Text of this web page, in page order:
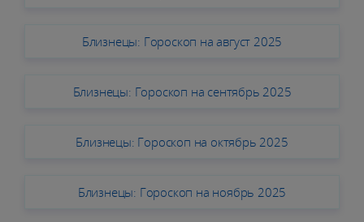
Близнецы: Гороскоп на август 2025
Близнецы: Гороскоп на сентябрь 2025
Близнецы: Гороскоп на октябрь 2025
Близнецы: Гороскоп на ноябрь 2025